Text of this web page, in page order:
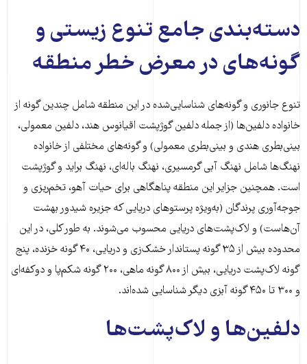
دسته‌بندی جامع تنوع زیستی و
گونه‌های در معرض خطر منطقه
تنوع جانوری و گونه‌های شناسایی‌شده در این منطقه شامل چندین گونه از
خانواده دلفین‌ها (از جمله دلفین گوژپشت اقیانوس هند، دلفین معمولی،
بینی‌بطری هندی و بینی‌بطری معمولی) و گونه‌های مختلفی از خانواده
نهنگ‌ها شامل نهنگ آبی گرمسیری، نهنگ باله‌ای، نهنگ براید و گوژپشت
است. همچنین جزایر این منطقه پناهگاهی برای حیات آهو، تخم‌ریزی و
جوجه‌آوری پرندگان (به‌ویژه پرستوهای دریایی که جزیره شیدور بهشت
آن‌هاست) و لاک‌پشت‌های دریایی محسوب می‌شوند. به طور کلی، در این
محدوده بیش از ۳۵ گونه پستاندار خشک‌زی و دریایی، ۴۰ گونه خزنده، پنج
گونه لاک‌پشت دریایی، بیش از ۸۰۰ گونه ماهی، ۲۰۰ گونه شکم‌پا و دوکفه‌ای
و ۳۰۰ تا ۴۵۰ گونه آبزی دیگر شناسایی شده‌اند.
دلفین‌ها و لاک‌پشت‌ها